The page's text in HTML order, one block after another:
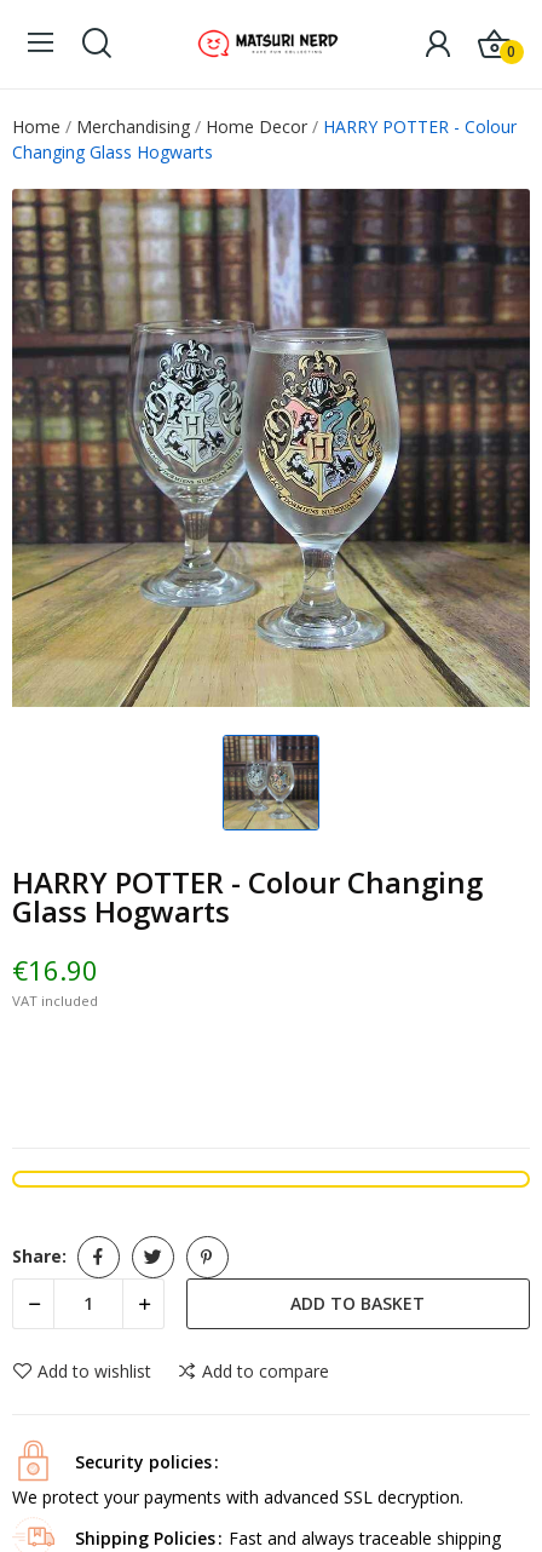
0
Home Merchandising Home Decor
HARRY POTTER - Colour
Changing Glass Hogwarts
HARRY POTTER - Colour Changing
Glass Hogwarts
€16.90
VAT included
Share:
ADD TO BASKET
Add to wishlist Add to compare
Security policies
We protect your payments with advanced SSL decryption.
Shipping Policies
Fast and always traceable shipping